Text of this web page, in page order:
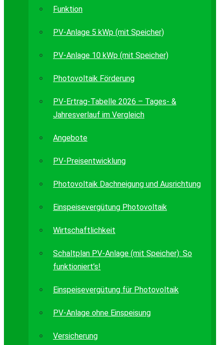
Funktion
PV-Anlage 5 kWp (mit Speicher)
PV-Anlage 10 kWp (mit Speicher)
Photovoltaik Förderung
PV-Ertrag-Tabelle 2026 – Tages- &
Jahresverlauf im Vergleich
Angebote
PV-Preisentwicklung
Photovoltaik Dachneigung und Ausrichtung
Einspeisevergütung Photovoltaik
Wirtschaftlichkeit
Schaltplan PV-Anlage (mit Speicher): So
funktioniert’s!
Einspeisevergütung für Photovoltaik
PV-Anlage ohne Einspeisung
Versicherung